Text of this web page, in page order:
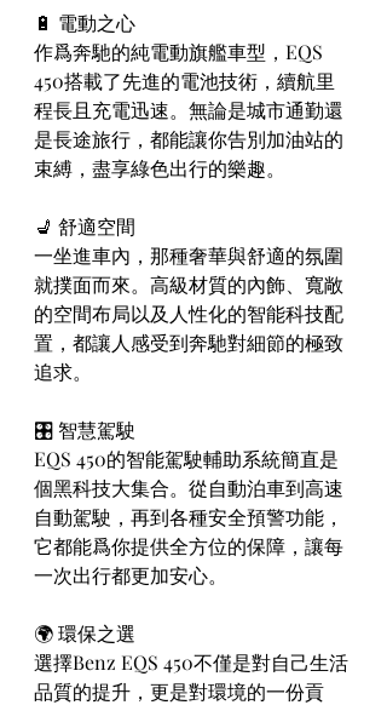
🔋 電動之心
作爲奔馳的純電動旗艦車型，EQS
450搭載了先進的電池技術，續航里
程長且充電迅速。無論是城市通勤還
是長途旅行，都能讓你告別加油站的
束縛，盡享綠色出行的樂趣。
💺 舒適空間
一坐進車內，那種奢華與舒適的氛圍
就撲面而來。高級材質的內飾、寬敞
的空間布局以及人性化的智能科技配
置，都讓人感受到奔馳對細節的極致
追求。
🎛️ 智慧駕駛
EQS 450的智能駕駛輔助系統簡直是
個黑科技大集合。從自動泊車到高速
自動駕駛，再到各種安全預警功能，
它都能爲你提供全方位的保障，讓每
一次出行都更加安心。
🌍 環保之選
選擇Benz EQS 450不僅是對自己生活
品質的提升，更是對環境的一份貢